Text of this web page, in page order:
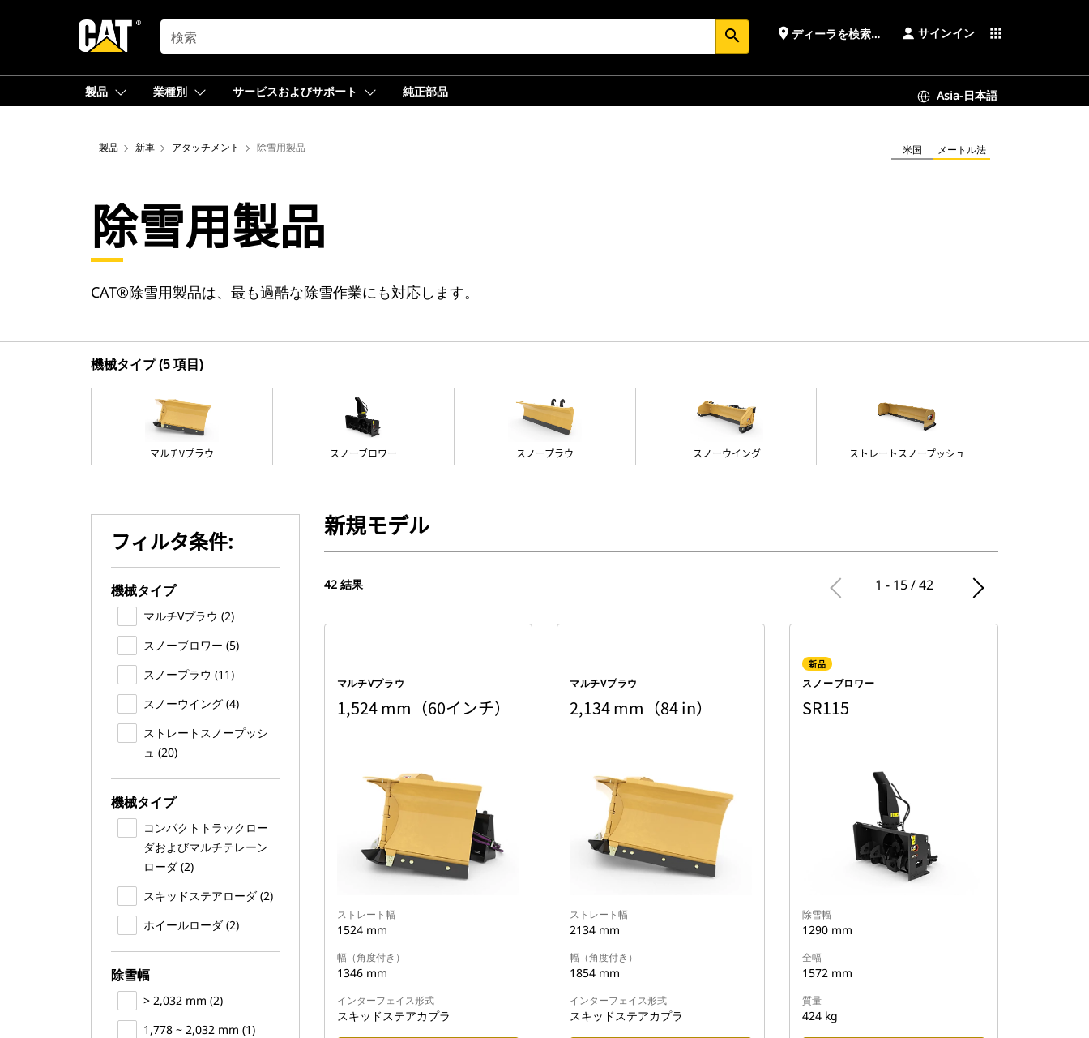
SEARCH search place ディーラを検索する サインイン apps
製品 業種別 サービスおよびサポート 純正部品 Asia-日本語
製品 新車 アタッチメント 除雪用製品 米国 メートル法
除雪用製品
CAT®除雪用製品は、最も過酷な除雪作業にも対応します。
機械タイプ (5 項目)
マルチVプラウ スノーブロワー スノープラウ スノーウイング ストレートスノープッシュ
フィルタ条件:
機械タイプ
マルチVプラウ (2)
スノーブロワー (5)
スノープラウ (11)
スノーウイング (4)
ストレートスノープッシ
ュ (20)
機械タイプ
コンパクトトラックロー
ダおよびマルチテレーン
ローダ (2)
スキッドステアローダ (2)
ホイールローダ (2)
除雪幅
> 2,032 mm (2)
1,778 ~ 2,032 mm (1)
新規モデル
42 結果 1 - 15 / 42
マルチVプラウ
1,524 mm（60インチ）
ストレート幅
1524 mm
幅（角度付き）
1346 mm
インターフェイス形式
スキッドステアカプラ
マルチVプラウ
2,134 mm（84 in）
ストレート幅
2134 mm
幅（角度付き）
1854 mm
インターフェイス形式
スキッドステアカプラ
新品
スノーブロワー
SR115
除雪幅
1290 mm
全幅
1572 mm
質量
424 kg